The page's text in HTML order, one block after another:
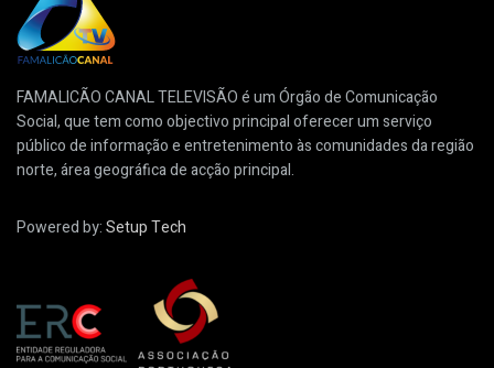
FAMALICÃO CANAL TELEVISÃO é um Órgão de Comunicação
Social, que tem como objectivo principal oferecer um serviço
público de informação e entretenimento às comunidades da região
norte, área geográfica de acção principal.
Powered by:Setup Tech